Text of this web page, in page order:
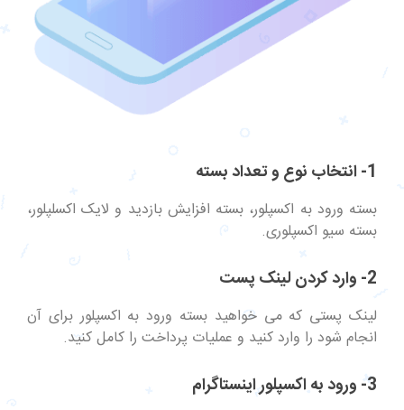
1- انتخاب نوع و تعداد بسته
بسته ورود به اکسپلور، بسته افزایش بازدید و لایک اکسلپلور،
بسته سیو اکسپلوری.
2- وارد کردن لینک پست
لینک پستی که می خواهید بسته ورود به اکسپلور برای آن
انجام شود را وارد کنید و عملیات پرداخت را کامل کنید.
3- ورود به اکسپلور اینستاگرام